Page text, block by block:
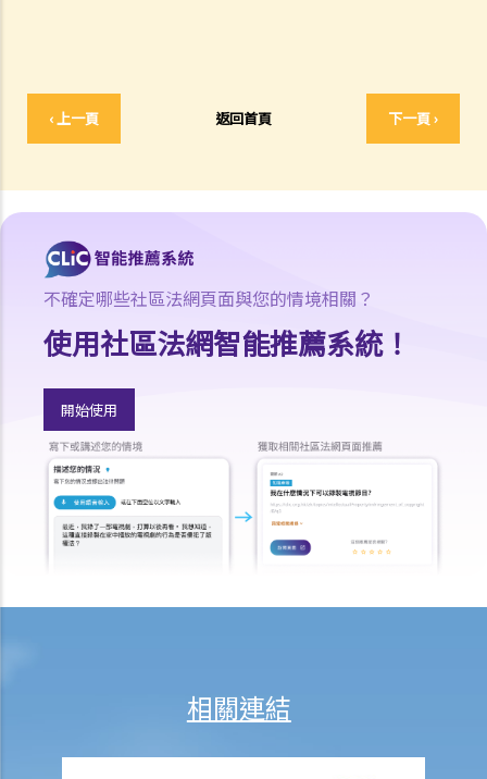
‹ 上一頁 返回首頁 下一頁 ›
7. 展開民事訴訟是否有期限？
8. 如果我要展開民事訴訟，將要面對甚麼風險？我能否承受這些風險？
9. 如果我不介意花費時間和金錢，即使我的案件的法律理據很弱，我是
例子？ 除了一筆過賠償（經算定或未經算定）外，在民事訴訟中是否還
有其他的申索？
11. 哪些民事案件的資料可以公開？ 是否所有證據、文件或證人陳述書
都可供公眾查閱？
如何展開民事訴訟
1. 勞資審裁處會處理甚麼民事案件？
2. 小額錢債審裁處會處理甚麼民事案件？
3. 區域法院會處理甚麼民事案件？
4. 高等法院原訟法庭會處理甚麼民事案件？
5. 我是否需要聘用律師處理我的案件？若與訟一方是有限公司，情況是
否不同？
位，而向他們提供法律意見？
7. 如何在區域法院或高等法院向他人展開民事訴訟？
8. 如果我打算在區域法院或高等法院向某人提出訴訟，我應以傳訊令狀
(writ of summons)還是以原訴傳票(originating summons)展開法律程
不確定哪些社區法網頁面與您的情境相關？
使用社區法網智能推薦系統！
開始使用
相關連結